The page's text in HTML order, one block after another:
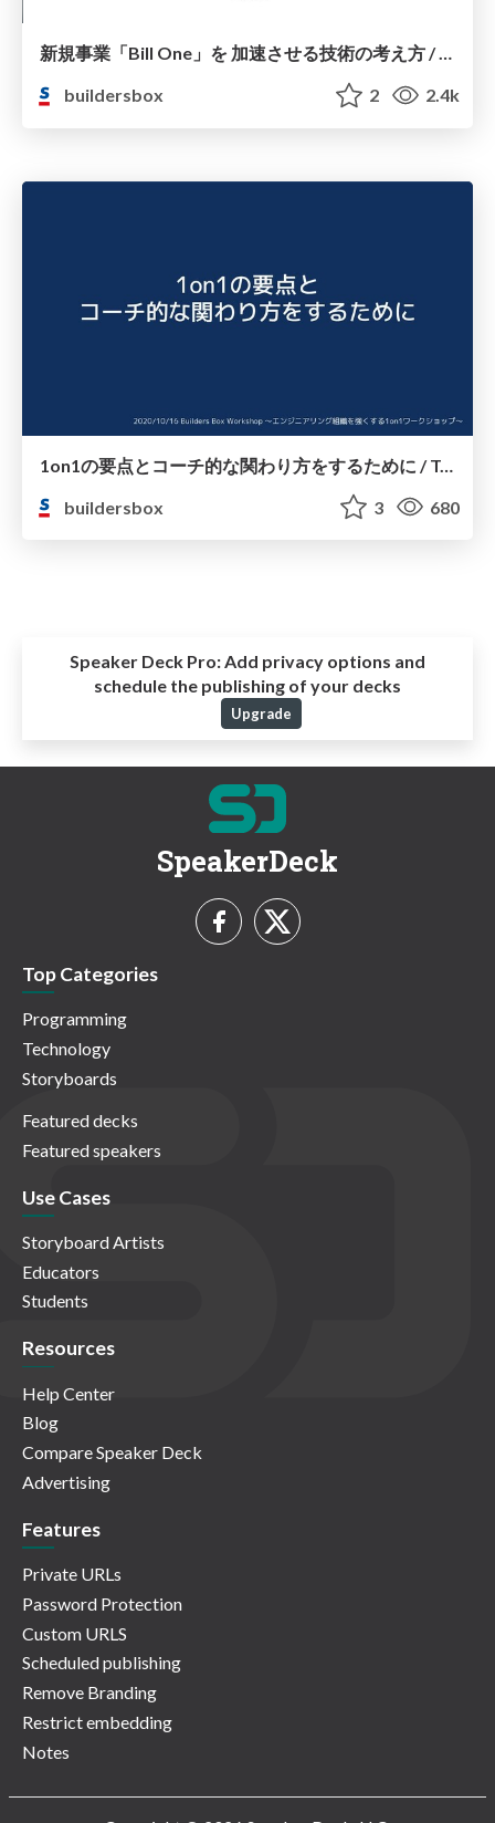
新規事業「Bill One」を 加速させる技術の考え方 / The concept of technology to accelerate Bill One
buildersbox
2 2.4k
1on1の要点とコーチ的な関わり方をするために / To know the points about 1on1, and behave as a coach
buildersbox
3 680
Speaker Deck Pro:Add privacy options and
schedule the publishing of your decks
Upgrade
SpeakerDeck
Top Categories
Programming
Technology
Storyboards
Featured decks
Featured speakers
Use Cases
Storyboard Artists
Educators
Students
Resources
Help Center
Blog
Compare Speaker Deck
Advertising
Features
Private URLs
Password Protection
Custom URLS
Scheduled publishing
Remove Branding
Restrict embedding
Notes